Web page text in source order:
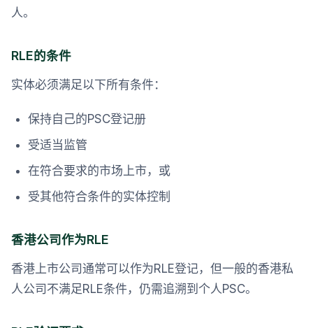
人。
RLE的条件
实体必须满足以下所有条件：
保持自己的PSC登记册
受适当监管
在符合要求的市场上市，或
受其他符合条件的实体控制
香港公司作为RLE
香港上市公司通常可以作为RLE登记，但一般的香港私
人公司不满足RLE条件，仍需追溯到个人PSC。